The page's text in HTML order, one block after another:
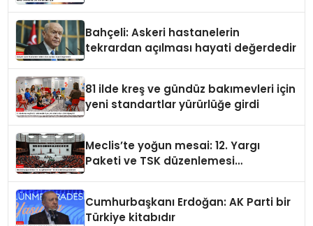
Bahçeli: Askeri hastanelerin
tekrardan açılması hayati değerdedir
81 ilde kreş ve gündüz bakımevleri için
yeni standartlar yürürlüğe girdi
Meclis’te yoğun mesai: 12. Yargı
Paketi ve TSK düzenlemesi
Cumhurbaşkanı Erdoğan: AK Parti bir
Türkiye kitabıdır